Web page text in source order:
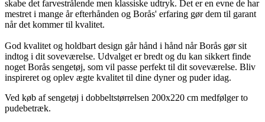
skabe det farvestrålende men klassiske udtryk. Det er en evne de har
mestret i mange år efterhånden og Borås' erfaring gør dem til garant
når det kommer til kvalitet.
God kvalitet og holdbart design går hånd i hånd når Borås gør sit
indtog i dit soveværelse. Udvalget er bredt og du kan sikkert finde
noget Borås sengetøj, som vil passe perfekt til dit soveværelse. Bliv
inspireret og oplev ægte kvalitet til dine dyner og puder idag.
Ved køb af sengetøj i dobbeltstørrelsen 200x220 cm medfølger to
pudebetræk.